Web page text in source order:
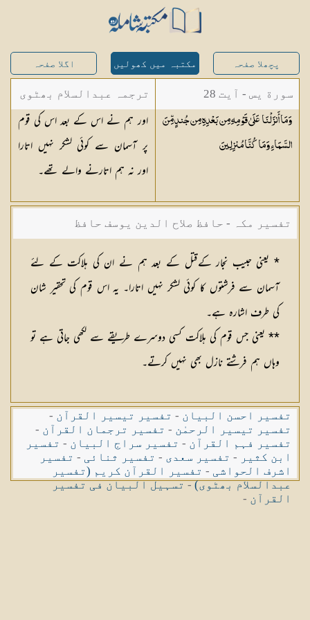
پچھلا صفحہ مکتبہ میں کھولیں اگلا صفحہ
سورة يس - آیت 28
وَمَا أَنزَلْنَا عَلَىٰ قَوْمِهِ مِن بَعْدِهِ مِن جُندٍ مِّنَ
السَّمَاءِ وَمَا كُنَّامُنزِلِينَ
ترجمہ عبدالسلام بھٹوی
- عبدالسلام بن محمد
اور ہم نے اس کے بعد اس کی قوم
پر آسمان سے کوئی لشکر نہیں اتارا
اور نہ ہم اتارنے والے تھے۔
تفسیر مکہ - حافظ صلاح الدین یوسف حافظ
* یعنی حبیب نجار کےقتل کے بعد ہم نے ان کی ہلاکت کے لئے
آسمان سے فرشتوں کا کوئی لشکر نہیں اتارا۔ یہ اس قوم کی تحقیر شان
کی طرف اشارہ ہے۔
** یعنی جس قوم کی ہلاکت کسی دوسرے طریقے سے لکھی جاتی ہے تو
وہاں ہم فرشتے نازل بھی نہیں کرتے۔
تفسیر احسن البیان - تفسیر تیسیر القرآن -
تفسیر تیسیر الرحمٰن - تفسیر ترجمان القرآن -
تفسیر فہم القرآن - تفسیر سراج البیان - تفسیر
ابن کثیر - تفسیر سعدی - تفسیر ثنائی - تفسیر
اشرف الحواشی - تفسیر القرآن کریم (تفسیر
عبدالسلام بھٹوی)-تسہیل البیان فی تفسیر
القرآن -